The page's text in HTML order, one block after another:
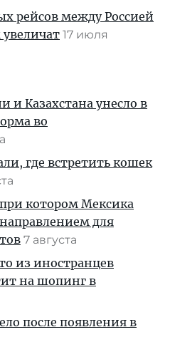
рейсов между Россией
17 июля
и Казахстана унесло в
во
где встретить кошек
котором Мексика
для
7 августа
из иностранцев
на шопинг в
после появления в